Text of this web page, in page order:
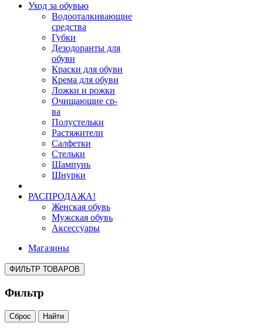
Уход за обувью
Водооталкивающие
средства
Губки
Дезодоранты для
обуви
Краски для обуви
Крема для обуви
Ложки и рожки
Очищающие ср-
ва
Полустельки
Растяжители
Салфетки
Стельки
Шампунь
Шнурки
РАСПРОДАЖА!
Женская обувь
Мужская обувь
Аксессуары
Магазины
ФИЛЬТР ТОВАРОВ
Фильтр
Сброс Найти